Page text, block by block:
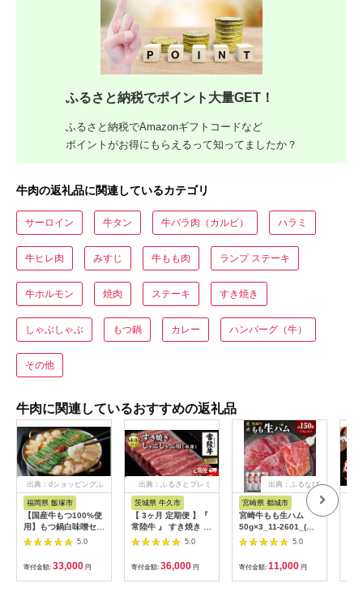
ふるさと納税でポイント大量GET！
ふるさと納税でAmazonギフトコードなど
ポイントがお得にもらえるって知ってましたか？
牛肉の返礼品に関連しているカテゴリ
サーロイン 牛タン 牛バラ肉（カルビ） ハラミ
牛ヒレ肉 みすじ 牛もも肉 ランプ ステーキ
牛ホルモン 焼肉 ステーキ すき焼き
しゃぶしゃぶ もつ鍋 カレー ハンバーグ（牛）
その他
牛肉に関連しているおすすめの返礼品
出典：dショッピングふ
るさと納税
福岡県 飯塚市
【国産牛もつ100%使
用】もつ鍋白味噌セッ
ト 2人前+牛もつ追加
400g【C3-025】
5.0
寄付金額: 33,000 円
出典：ふるさとプレミ
茨城県 牛久市
【 3ヶ月 定期便 】『
常陸牛 』 すき焼き し
ゃぶしゃぶ用 ( 赤身 )
450g ( 茨城県共通返
礼品 ) 牛肉 牛 肉 お肉
国産 赤身肉 すきやき
すき焼き肉 しゃぶし
5.0
寄付金額: 36,000 円
出典：ふるなび
宮崎県 都城市
宮崎牛もも生ハム
50g×3_11-2601_(都
城市) 宮崎牛生ハム
50g×3P 牛もも生ハム
おしゃれ おつまみ ギ
フト 贈答用
5.0
寄付金額: 11,000 円